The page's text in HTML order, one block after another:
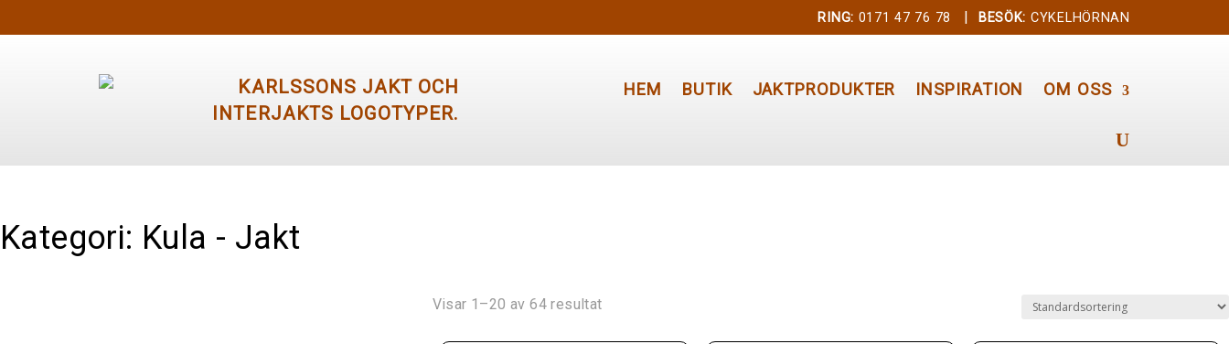
RING: 0171 47 76 78 | BESÖK: CYKELHÖRNAN
HEM BUTIK JAKTPRODUKTER INSPIRATION OM OSS
Kategori: Kula - Jakt
Visar 1–20 av 64 resultat